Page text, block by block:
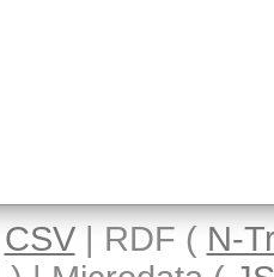
CSV| RDF ( N-